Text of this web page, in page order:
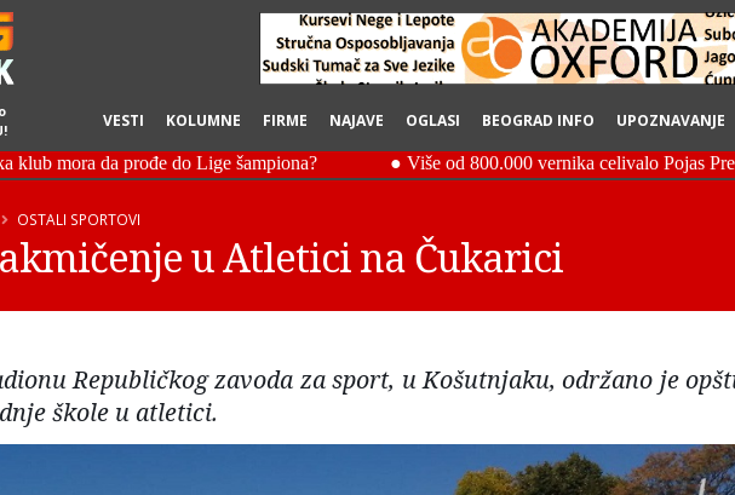
VESTI KOLUMNE FIRME NAJAVE OGLASI BEOGRAD INFO UPOZNAVANJE
OSTALI SPORTOVI
u Atletici na Čukarici
Republičkog zavoda za sport, u Košutnjaku, održano je
škole u atletici.